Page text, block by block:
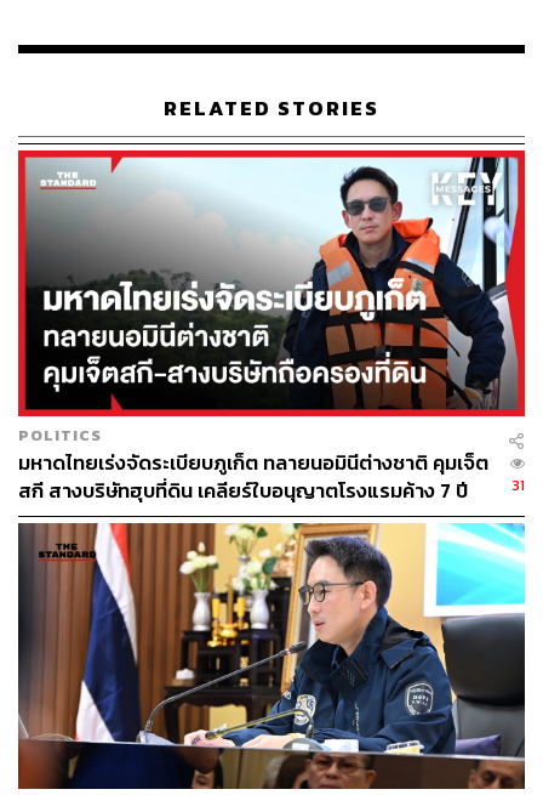
RELATED STORIES
POLITICS
มหาดไทยเร่งจัดระเบียบภูเก็ต ทลายนอมินีต่างชาติ คุมเจ็ต
สกี สางบริษัทฮุบที่ดิน เคลียร์ใบอนุญาตโรงแรมค้าง 7 ปี
31